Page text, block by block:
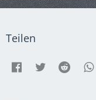
Teilen